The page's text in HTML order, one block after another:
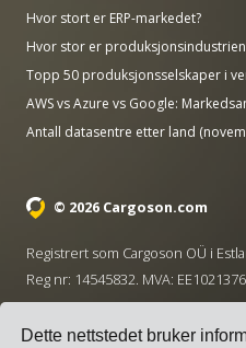
Dette nettstedet bruker
Hvor stort er ERP-markedet?
Hvor stor er
Topp 50 produksjonsselskaper i
AWS vs Azure vs Google:
Antall datasentre etter land
© 2026 Cargoson.com
Registrert som Cargoson OÜ i
Reg nr: 14545832. MVA: